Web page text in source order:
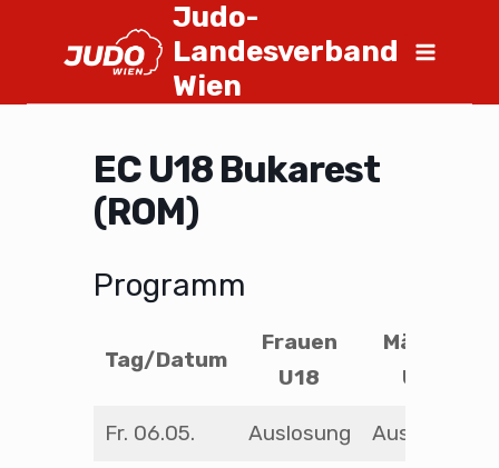
Judo-
Landesverband
Wien
EC U18 Bukarest
(ROM)
Programm
Tag/Datum
Frauen
U18
Männer
U18
Fr. 06.05. Auslosung Auslosung